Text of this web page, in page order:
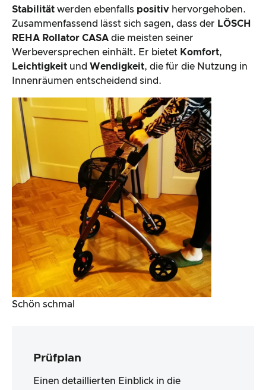
Stabilität werden ebenfalls positiv hervorgehoben.
Zusammenfassend lässt sich sagen, dass der LÖSCH
REHA Rollator CASA die meisten seiner
Werbeversprechen einhält. Er bietet Komfort,
Leichtigkeit und Wendigkeit, die für die Nutzung in
Innenräumen entscheidend sind.
Schön schmal
Prüfplan
Einen detaillierten Einblick in die